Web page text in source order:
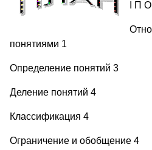
I П
понятиями 1
Определение понятий 3
Деление понятий 4
Классификация 4
Ограничение и обобщение 4